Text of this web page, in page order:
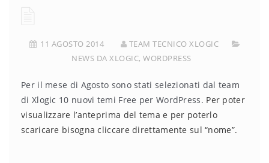
11 AGOSTO 2014
TEAM TECNICO XLOGIC
NEWS DA XLOGIC,WORDPRESS
Per il mese di Agosto sono stati selezionati dal team
di Xlogic 10 nuovi temi Free per WordPress. Per poter
visualizzare l’anteprima del tema e per poterlo
scaricare bisogna cliccare direttamente sul “nome”.